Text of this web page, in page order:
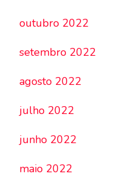
outubro 2022
setembro 2022
agosto 2022
julho 2022
junho 2022
maio 2022